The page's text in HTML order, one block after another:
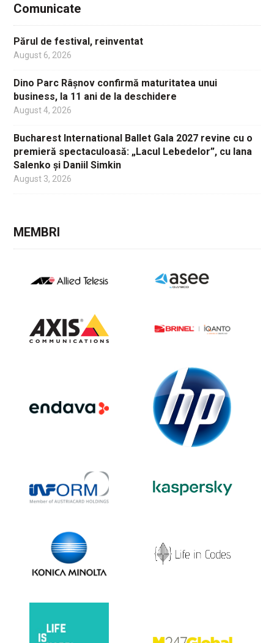
Comunicate
Părul de festival, reinventat
August 6, 2026
Dino Parc Râșnov confirmă maturitatea unui
business, la 11 ani de la deschidere
August 4, 2026
Bucharest International Ballet Gala 2027 revine cu o
premieră spectaculoasă: „Lacul Lebedelor”, cu Iana
Salenko și Daniil Simkin
August 3, 2026
MEMBRI